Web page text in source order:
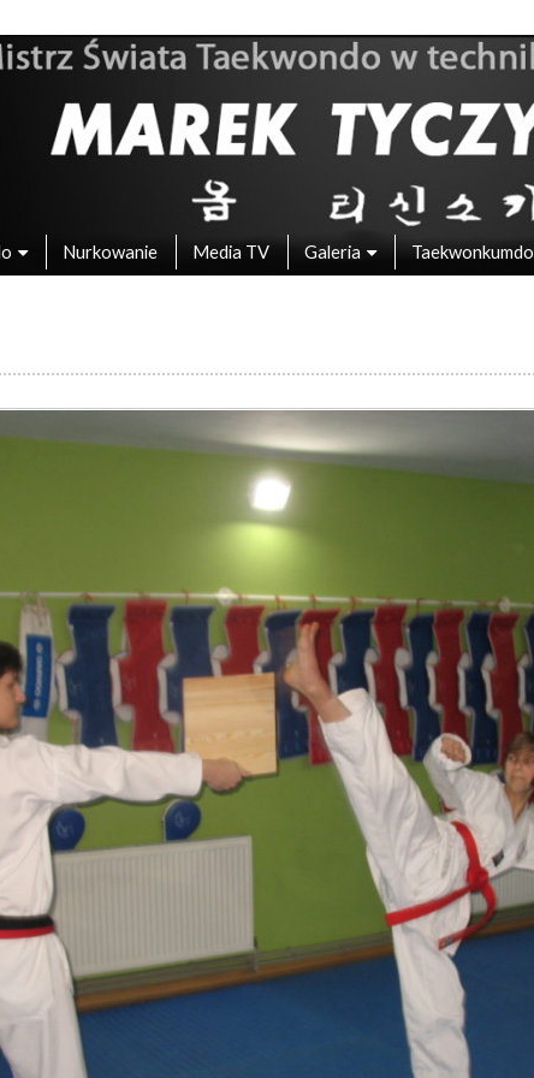
Świata w Taekwondo
Nurkowanie Media TV Galeria Taekwonkumdo